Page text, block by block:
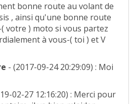
bonne route au volant de
, ainsi qu'une bonne route
votre ) moto si vous partez
à vous-( toi ) et V
- (2017-09-24 20:29:09) : Moi
02-27 12:16:20) : Merci pour